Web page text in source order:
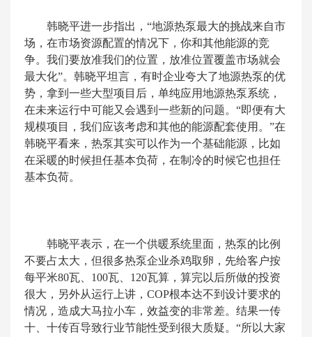
韩晓平进一步指出，“地源热泵最大的挑战来自市
场，在市场资源配置的情况下，你和其他能源的竞
争。我们要放准我们的位置，放准位置覆盖市场就会
最大化”。韩晓平坦言，有时企业夸大了地源热泵的优
势，拿到一些大型项目后，单纯应用地源热泵系统，
在未来运行中可能又会遇到一些新的问题。“即便有大
规模项目，我们应该考虑和其他的能源配套使用。”在
韩晓平看来，热泵其实可以作为一个基础能源，比如
在采暖的时候担任基本负荷，在制冷的时候它也担任
基本负荷。
韩晓平表示，在一个供暖系统里面，热泵的比例
不要占太大，但很多热泵企业杀鸡取卵，先给客户按
每平米80瓦、100瓦、120瓦算，算完以后所做的投资
很大，另外从运行上讲，COP根本达不到设计要求的
情况，造成大马拉小车，效益变的非常差。结果一传
十、十传百导致行业节能性受到很大质疑。“所以大家